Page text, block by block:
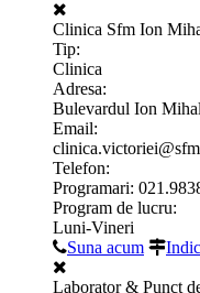
Clinica Sfm Ion
Tip:
Clinica
Adresa:
Bulevardul Ion
Email:
Telefon:
Programari:
Program de lucru:
Luni-Vineri
Suna acum
Laborator & Punct